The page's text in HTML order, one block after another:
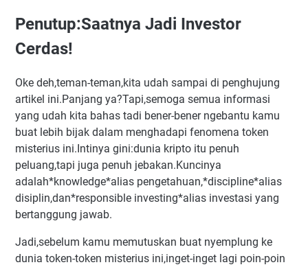
Penutup:Saatnya Jadi Investor
Cerdas!
Oke deh,teman-teman,kita udah sampai di penghujung
artikel ini.Panjang ya?Tapi,semoga semua informasi
yang udah kita bahas tadi bener-bener ngebantu kamu
buat lebih bijak dalam menghadapi fenomena token
misterius ini.Intinya gini:dunia kripto itu penuh
peluang,tapi juga penuh jebakan.Kuncinya
adalah*knowledge*alias pengetahuan,*discipline*alias
disiplin,dan*responsible investing*alias investasi yang
bertanggung jawab.
Jadi,sebelum kamu memutuskan buat nyemplung ke
dunia token-token misterius ini,inget-inget lagi poin-poin